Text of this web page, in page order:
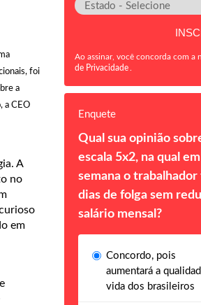
foi
a
a CEO
A
no
em
Ao assinar, você concorda com a
de Privacidade
Enquete
Qual sua opinião
escala 5x2, na qual
semana o
dias de folga sem
salário mensal?
Concordo, pois
aumentará a
vida dos brasileiros